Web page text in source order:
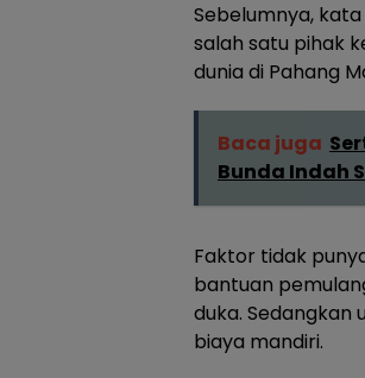
Sebelumnya,
salah satu pihak
dunia di Pahang
Baca juga
Bunda Indah
Faktor tidak
bantuan
duka. Sedangkan
biaya mandiri.